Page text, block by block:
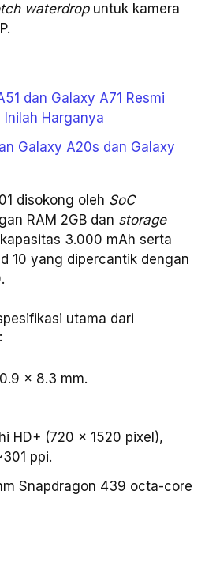
waterdrop untuk kamera
dan Galaxy A71 Resmi
Inilah Harganya
Galaxy A20s dan Galaxy
disokong oleh SoC
RAM 2GB dan storage
3.000 mAh serta
10 yang dipercantik dengan
utama dari
x 8.3 mm.
HD+ (720 x 1520 pixel),
ppi.
Snapdragon 439 octa-core